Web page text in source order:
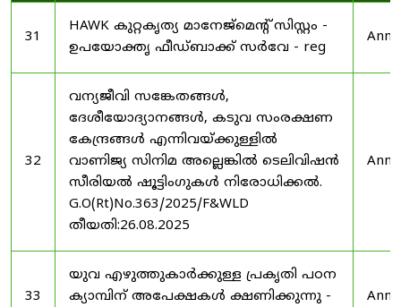
31
HAWK കുറ്റകൃത്യ മാനേജ്മെന്റ് സിസ്റ്റം -
ഉപയോക്തൃ ഫീഡ്‌ബാക്ക് സർവേ - reg
32
വന്യജീവി സങ്കേതങ്ങൾ,
ദേശീയോദ്യാനങ്ങൾ, കടുവ സംരക്ഷണ
കേന്ദ്രങ്ങൾ എന്നിവയ്ക്കുള്ളിൽ
വാണിജ്യ സിനിമ അല്ലെങ്കിൽ ടെലിവിഷൻ
സീരിയൽ ഷൂട്ടിംഗുകൾ നിരോധിക്കൽ.
G.O(Rt)No.363/2025/F&WLD
തീയതി:26.08.2025
33
യുവ എഴുത്തുകാർക്കുള്ള പ്രകൃതി പഠന
ക്യാമ്പിന് അപേക്ഷകൾ ക്ഷണിക്കുന്നു -